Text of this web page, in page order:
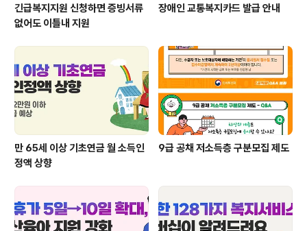
긴급복지지원 신청하면 증빙서류
없어도 이틀내 지원
장애인 교통복지카드 발급 안내
만 65세 이상 기초연금 월 소득인
정액 상향
9급 공채 저소득층 구분모집 제도